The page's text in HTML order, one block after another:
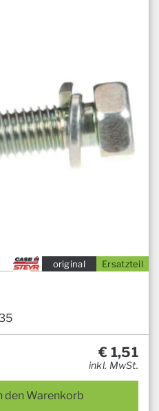
Ersatzteil
original
€ 1,51
inkl. MwSt.
den Warenkorb